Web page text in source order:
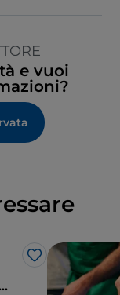
e vuoi
Like